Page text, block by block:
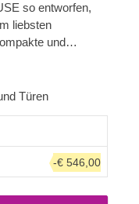
so entworfen,
liebsten
und
Fenster
Hütte bilden.
Oase wartet
Türen
-€ 546,00